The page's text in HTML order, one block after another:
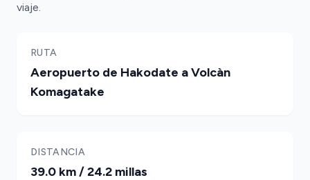
viaje.
RUTA
Aeropuerto de Hakodate a Volcàn
Komagatake
DISTANCIA
39.0 km / 24.2 millas